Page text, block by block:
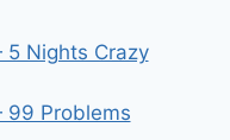
Nights Crazy
99 Problems